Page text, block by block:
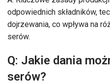
odpowiednich składników,
dojrzewania, co wpływa na
serów.
Q: Jakie dania
serów?